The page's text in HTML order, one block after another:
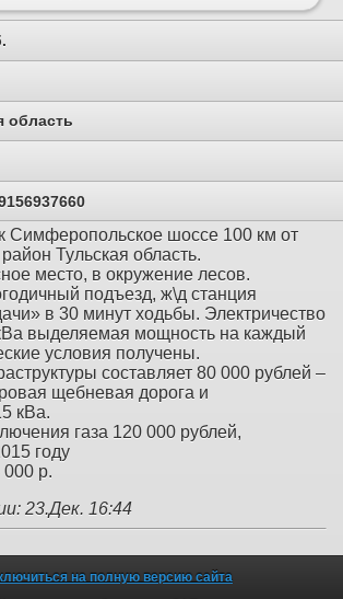
область
Симферопольское шоссе 100 км от
Тульская область.
место, в окружение лесов.
подъезд, ж\д станция
в 30 минут ходьбы. Электричество
выделяемая мощность на каждый
условия получены.
составляет 80 000 рублей –
щебневая дорога и
кВа.
газа 120 000 рублей,
году
р.
23.Дек. 16:44
на полную версию сайта